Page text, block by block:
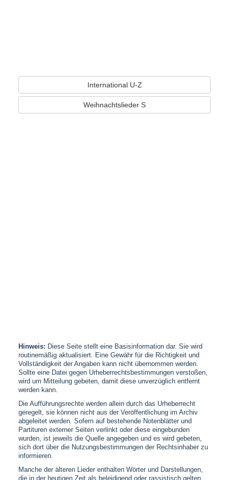
International U-Z
Weihnachtslieder S
Hinweis: Diese Seite stellt eine Basisinformation dar. Sie wird
routinemäßig aktualisiert. Eine Gewähr für die Richtigkeit und
Vollständigkeit der Angaben kann nicht übernommen werden.
Sollte eine Datei gegen Urheberrechtsbestimmungen verstoßen,
wird um Mitteilung gebeten, damit diese unverzüglich entfernt
werden kann.
Die Aufführungsrechte werden allein durch das Urheberrecht
geregelt, sie können nicht aus der Veröffentlichung im Archiv
abgeleitet werden. Sofern auf bestehende Notenblätter und
Partituren externer Seiten verlinkt oder diese eingebunden
wurden, ist jeweils die Quelle angegeben und es wird gebeten,
sich dort über die Nutzungsbestimmungen der Rechtsinhaber zu
informieren.
Manche der älteren Lieder enthalten Wörter und Darstellungen,
die in der heutigen Zeit als beleidigend oder rassistisch gelten.